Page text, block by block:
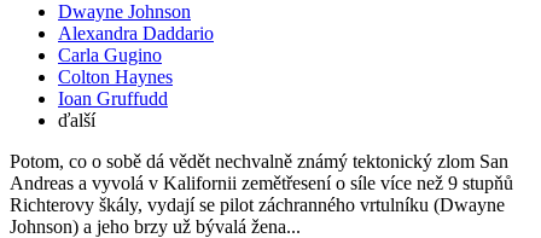
Dwayne Johnson
Alexandra Daddario
Carla Gugino
Colton Haynes
Ioan Gruffudd
ďalší
Potom, co o sobě dá vědět nechvalně známý tektonický zlom San
Andreas a vyvolá v Kalifornii zemětřesení o síle více než 9 stupňů
Richterovy škály, vydají se pilot záchranného vrtulníku (Dwayne
Johnson) a jeho brzy už bývalá žena...